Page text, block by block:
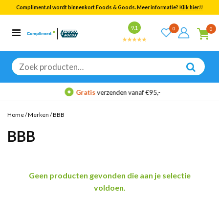
Compliment.nl wordt binnenkort Foods & Goods. Meer informatie? Klik hier!!
9.1 0 0
Zoeken
naar:
Categorieën
Bekijk alle resultaten
Gratisverzenden vanaf €95,-
Home/Merken /BBB
BBB
Geen producten gevonden die aan je selectie
voldoen.